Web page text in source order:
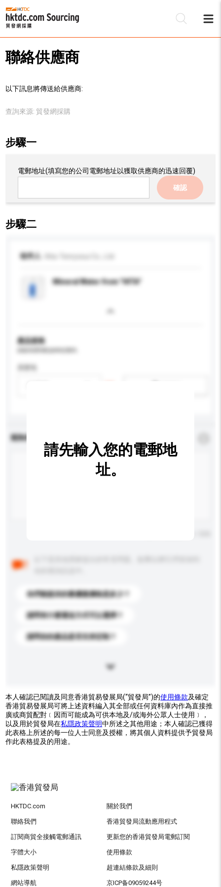
聯絡供應商
以下訊息將傳送給供應商:
查詢來源: 貿發網採購
步驟一
電郵地址(填寫您的公司電郵地址以獲取供應商的迅速回覆)
確認
步驟二
收件人
Mineral Water from "HITA"
產品規格
查詢內容
你們能提供的最優惠價格是多少？
請問有什麼運送方式可以選擇？
請問你的產品是否支持定制？
請先輸入您的電郵地
址。
本人確認已閱讀及同意香港貿易發展局(“貿發局”)的使用條款及確定
香港貿易發展局可將上述資料編入其全部或任何資料庫內作為直接推
廣或商貿配對﹝因而可能成為可供本地及/或海外公眾人士使用﹞，
以及用於貿發局在私隱政策聲明中所述之其他用途；本人確認已獲得
此表格上所述的每一位人士同意及授權，將其個人資料提供予貿發局
作此表格提及的用途。
HKTDC.com 關於我們
聯絡我們 香港貿發局流動應用程式
訂閱商貿全接觸電郵通訊 更新您的香港貿發局電郵訂閱
字體大小 使用條款
私隱政策聲明 超連結條款及細則
網站導航 京ICP备09059244号